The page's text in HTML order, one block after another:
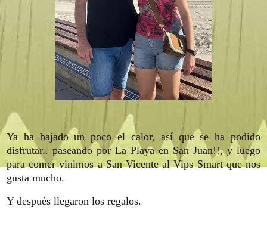
Ya ha bajado un poco el calor, así que se ha podido
disfrutar.. paseando por La Playa en San Juan!!, y luego
para comer vinimos a San Vicente al Vips Smart que nos
gusta mucho.
Y después llegaron los regalos.